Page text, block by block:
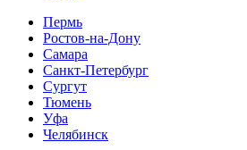
Пермь
Ростов-на-Дону
Самара
Санкт-Петербург
Сургут
Тюмень
Уфа
Челябинск